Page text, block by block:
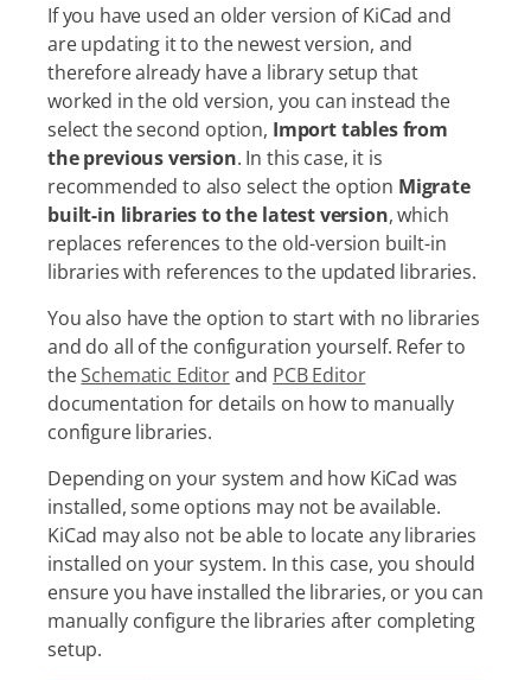
If you have used an older version of KiCad and
are updating it to the newest version, and
therefore already have a library setup that
worked in the old version, you can instead the
select the second option, Import tables from
the previous version. In this case, it is
recommended to also select the option Migrate
built-in libraries to the latest version, which
replaces references to the old-version built-in
libraries with references to the updated libraries.
You also have the option to start with no libraries
and do all of the configuration yourself. Refer to
theSchematic Editorand PCB Editor
documentation for details on how to manually
configure libraries.
Depending on your system and how KiCad was
installed, some options may not be available.
KiCad may also not be able to locate any libraries
installed on your system. In this case, you should
ensure you have installed the libraries, or you can
manually configure the libraries after completing
setup.